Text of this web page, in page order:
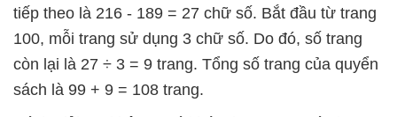
tiếp theo là 216 - 189 = 27 chữ số. Bắt đầu từ trang
100, mỗi trang sử dụng 3 chữ số. Do đó, số trang
còn lại là 27 ÷ 3 = 9 trang. Tổng số trang của quyển
sách là 99 + 9 = 108 trang.